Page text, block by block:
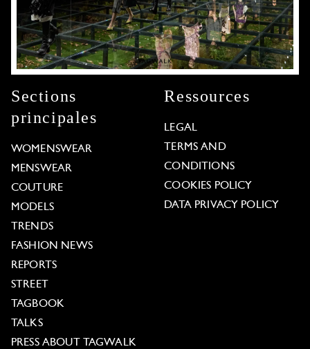
Sections
principales
WOMENSWEAR
MENSWEAR
COUTURE
MODELS
TRENDS
FASHION NEWS
REPORTS
STREET
TAGBOOK
TALKS
PRESS ABOUT TAGWALK
Ressources
LEGAL
TERMS AND
CONDITIONS
COOKIES POLICY
DATA PRIVACY POLICY